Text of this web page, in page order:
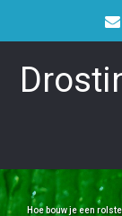
Hoe bouw je een